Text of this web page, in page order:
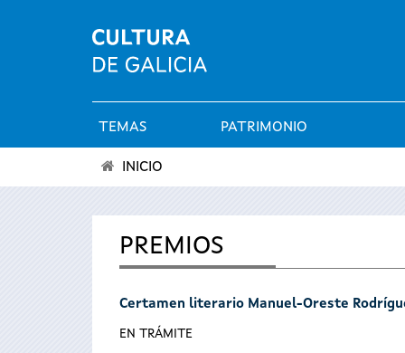
Menú
principal
TEMAS PATRIMONIO
encuentra
aquí
INICIO
PREMIOS
Certamen literario Manuel-Oreste
EN TRÁMITE